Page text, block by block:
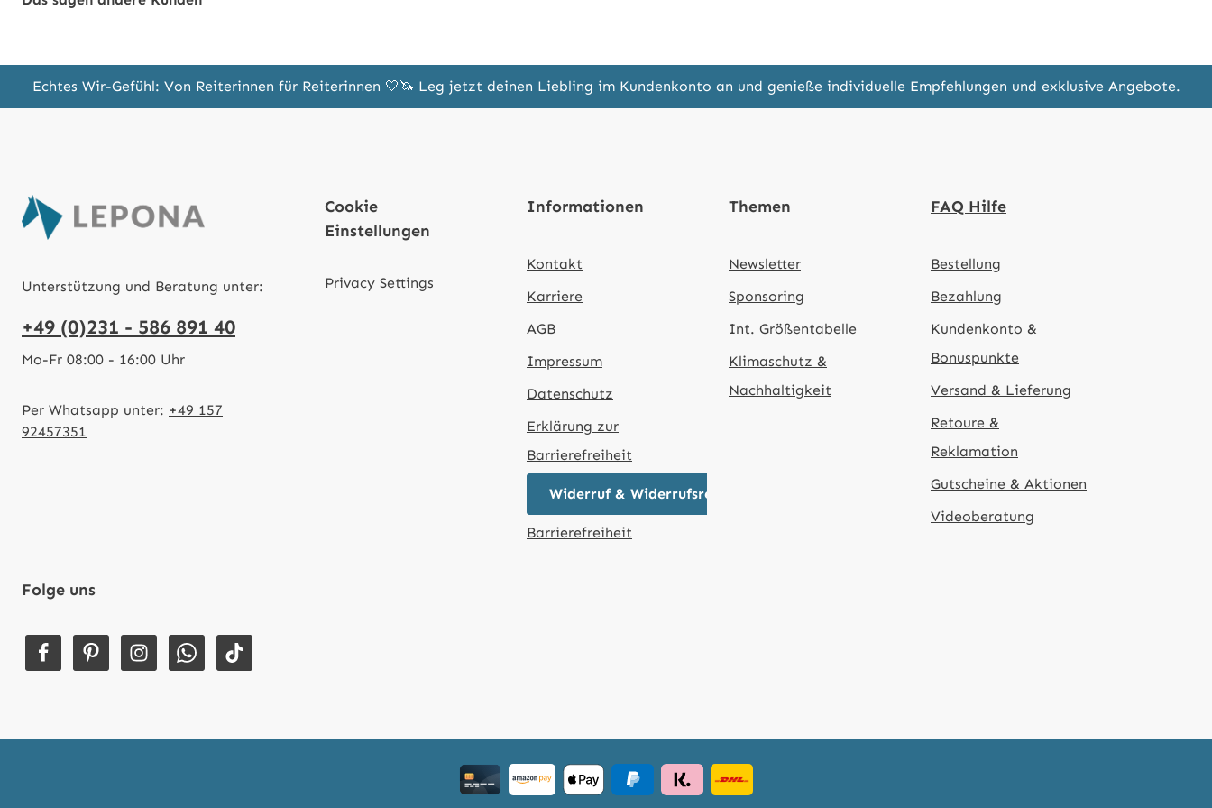
Echtes Wir-Gefühl: Von Reiterinnen für Reiterinnen 🤍🦄 Leg jetzt deinen Liebling im Kundenkonto an und genieße individuelle Empfehlungen und exklusive Angebote.
Unterstützung und Beratung unter:
+49 (0)231 - 586 891 40
Mo-Fr 08:00 - 16:00 Uhr
Per Whatsapp unter: +49 157
92457351
Cookie
Einstellungen
Privacy Settings
Informationen
Kontakt
Karriere
AGB
Impressum
Datenschutz
Erklärung zur
Barrierefreiheit
Widerruf & Widerrufsrecht
Barrierefreiheit
Themen
Newsletter
Sponsoring
Int. Größentabelle
Klimaschutz &
Nachhaltigkeit
FAQ Hilfe
Bestellung
Bezahlung
Kundenkonto &
Bonuspunkte
Versand & Lieferung
Retoure &
Reklamation
Gutscheine & Aktionen
Videoberatung
Folge uns